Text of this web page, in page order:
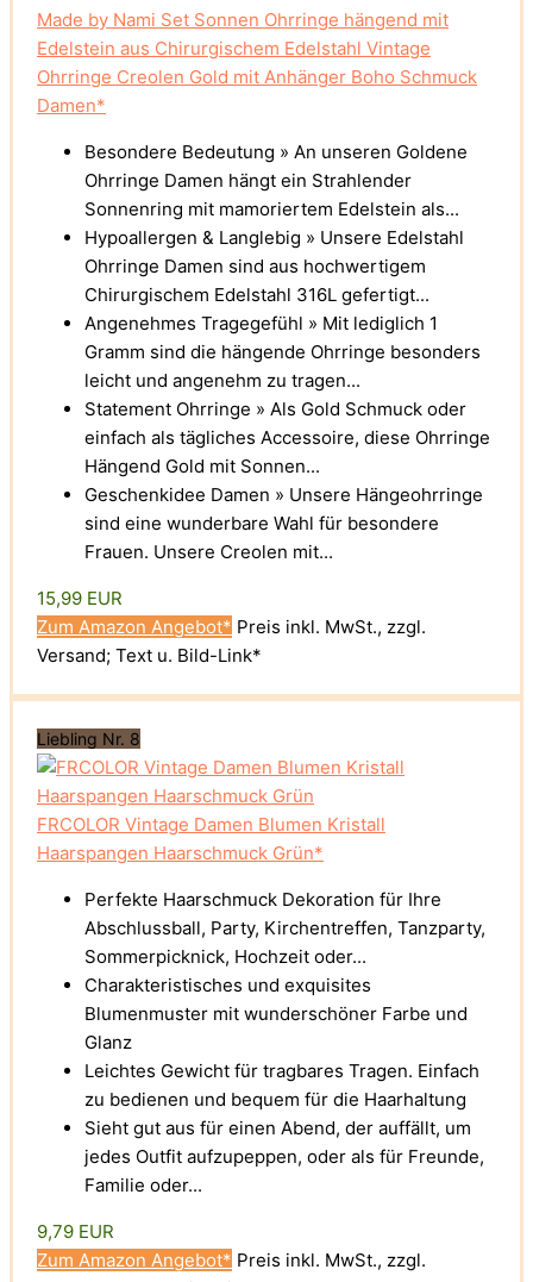
Made by Nami Set Sonnen Ohrringe hängend mit
Edelstein aus Chirurgischem Edelstahl Vintage
Ohrringe Creolen Gold mit Anhänger Boho Schmuck
Damen*
Besondere Bedeutung » An unseren Goldene
Ohrringe Damen hängt ein Strahlender
Sonnenring mit mamoriertem Edelstein als...
Hypoallergen & Langlebig » Unsere Edelstahl
Ohrringe Damen sind aus hochwertigem
Chirurgischem Edelstahl 316L gefertigt...
Angenehmes Tragegefühl » Mit lediglich 1
Gramm sind die hängende Ohrringe besonders
leicht und angenehm zu tragen...
Statement Ohrringe » Als Gold Schmuck oder
einfach als tägliches Accessoire, diese Ohrringe
Hängend Gold mit Sonnen...
Geschenkidee Damen » Unsere Hängeohrringe
sind eine wunderbare Wahl für besondere
Frauen. Unsere Creolen mit...
15,99 EUR
Zum Amazon Angebot* Preis inkl. MwSt., zzgl.
Versand; Text u. Bild-Link*
Liebling Nr. 8
FRCOLOR Vintage Damen Blumen Kristall
Haarspangen Haarschmuck Grün*
Perfekte Haarschmuck Dekoration für Ihre
Abschlussball, Party, Kirchentreffen, Tanzparty,
Sommerpicknick, Hochzeit oder...
Charakteristisches und exquisites
Blumenmuster mit wunderschöner Farbe und
Glanz
Leichtes Gewicht für tragbares Tragen. Einfach
zu bedienen und bequem für die Haarhaltung
Sieht gut aus für einen Abend, der auffällt, um
jedes Outfit aufzupeppen, oder als für Freunde,
Familie oder...
9,79 EUR
Zum Amazon Angebot* Preis inkl. MwSt., zzgl.